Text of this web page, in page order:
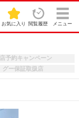
お気に入り 閲覧履歴 メニュー
予約キャンペーン
グー保証取扱店